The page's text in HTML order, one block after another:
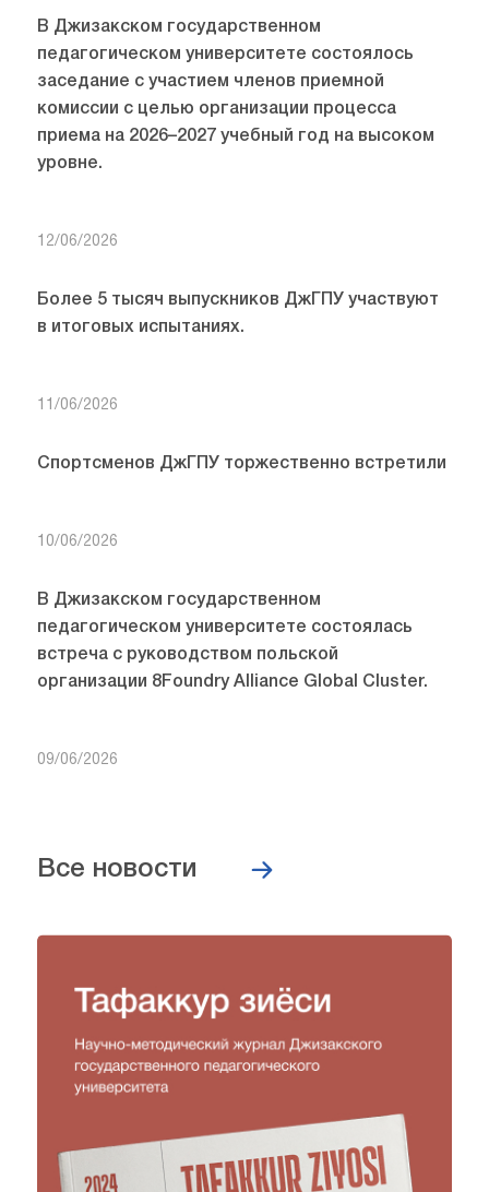
В Джизакском государственном
педагогическом университете состоялось
заседание с участием членов приемной
комиссии с целью организации процесса
приема на 2026–2027 учебный год на высоком
уровне.
12/06/2026
Более 5 тысяч выпускников ДжГПУ участвуют
в итоговых испытаниях.
11/06/2026
Спортсменов ДжГПУ торжественно встретили
10/06/2026
В Джизакском государственном
педагогическом университете состоялась
встреча с руководством польской
организации 8Foundry Alliance Global Cluster.
09/06/2026
Все новости